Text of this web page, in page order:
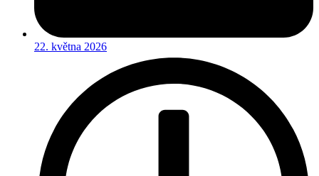
22. května 2026